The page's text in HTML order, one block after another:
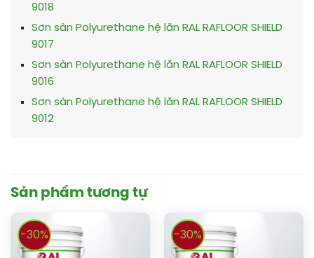
9018
Sơn sàn Polyurethane hệ lăn RAL RAFLOOR SHIELD
9017
Sơn sàn Polyurethane hệ lăn RAL RAFLOOR SHIELD
9016
Sơn sàn Polyurethane hệ lăn RAL RAFLOOR SHIELD
9012
Sản phẩm tương tự
-30% -30%